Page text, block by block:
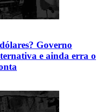
Governo
e ainda erra o